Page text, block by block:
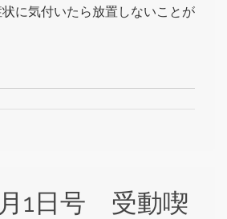
に気付いたら放置しないことが
1日号 受動喫